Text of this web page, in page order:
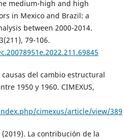
medium-high and high
in Mexico and Brazil: a
between 2000-2014.
79-106.
causas del cambio estructural
1950 y 1960. CIMEXUS,
cimexus/article/view/389
(2019). La contribución de la